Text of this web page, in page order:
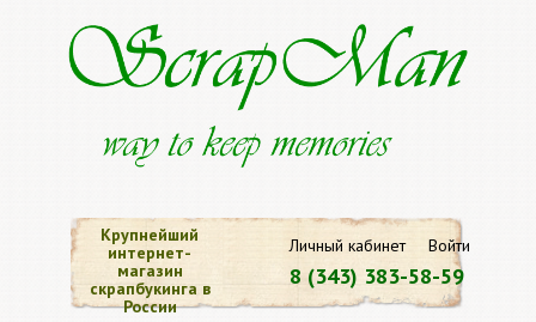
Личный кабинет Войти
8 (343) 383-58-59
Крупнейший
интернет-
магазин
скрапбукинга в
России